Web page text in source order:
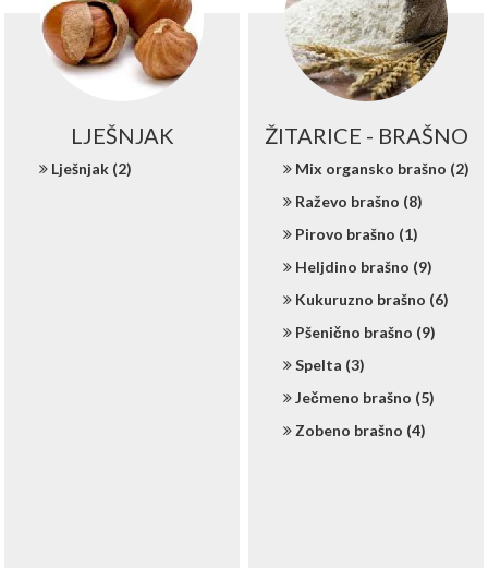
LJEŠNJAK
Lješnjak (2)
ŽITARICE - BRAŠNO
Mix organsko brašno (2)
Raževo brašno (8)
Pirovo brašno (1)
Heljdino brašno (9)
Kukuruzno brašno (6)
Pšenično brašno (9)
Spelta (3)
Ječmeno brašno (5)
Zobeno brašno (4)